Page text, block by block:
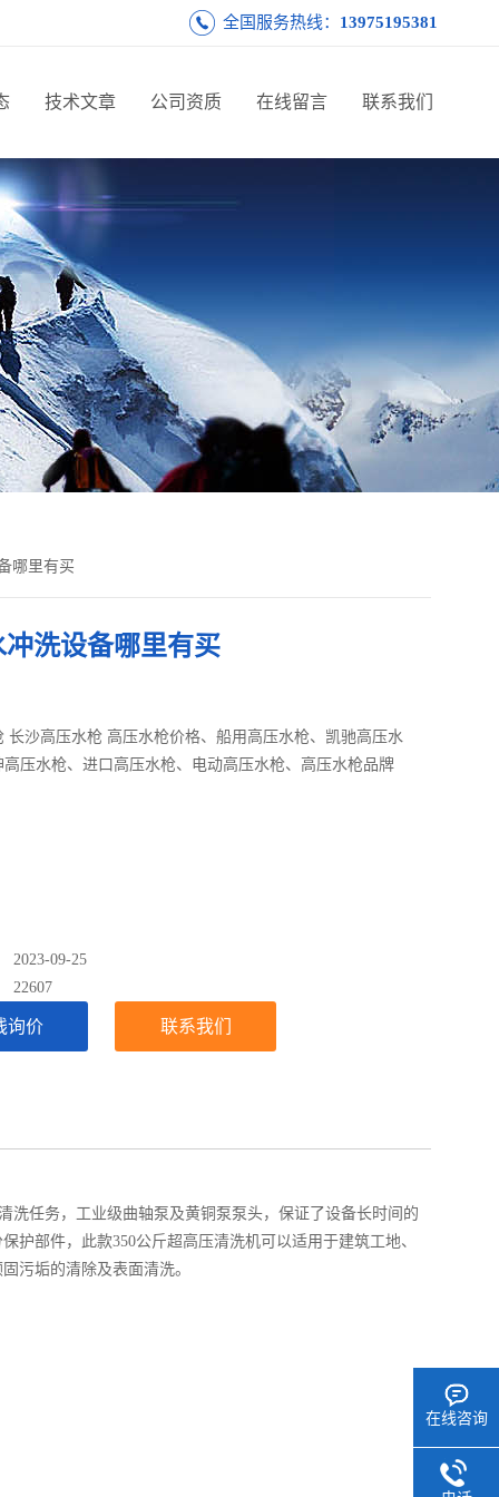
全国服务热线： 13975195381
技术文章 公司资质 在线留言 联系我们
哪里有买
冲洗设备哪里有买
长沙高压水枪 高压水枪价格、船用高压水枪、凯驰高压水
高压水枪、进口高压水枪、电动高压水枪、高压水枪品牌
2023-09-25
22607
询价 联系我们
洗任务，工业级曲轴泵及黄铜泵泵头，保证了设备长时间的
护部件，此款350公斤超高压清洗机可以适用于建筑工地、
污垢的清除及表面清洗。
在线咨询